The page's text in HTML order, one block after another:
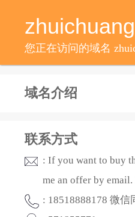
您正在访问的域名
域名介绍
联系方式
: If you want to buy
me an offer by
: 18518888178 微信